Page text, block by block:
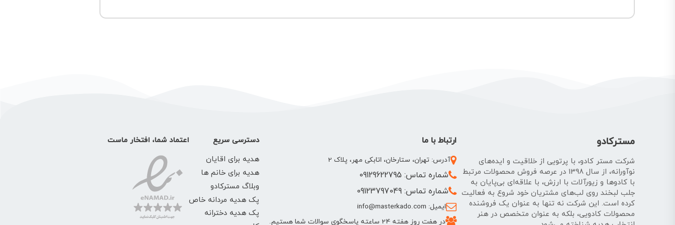
مسترکادو
شرکت مستر کادو، با پرتویی از خلاقیت و ایده‌های
نوآورانه، از سال 1398 در عرصه فروش محصولات مرتبط
با کادوها و زیورآلات با ارزش، با علاقه‌ای بی‌پایان به
جلب لبخند روی لب‌های مشتریان خود شروع به فعالیت
کرده است. این شرکت نه تنها به عنوان یک فروشنده
محصولات کادویی، بلکه به عنوان متخصص در هنر
ارتباط با ما
آدرس: تهران، ستارخان، اتابکی مهر، پلاک 2
شماره تماس: 09129622795
شماره تماس: 09123797049
ایمیل: info@masterkado.com
در هفت روز هفته 24 ساعته پاسخگوی سوالات شما هستیم.
دسترسی سریع
هدیه برای اقایان
هدیه برای خانم ها
وبلاگ مسترکادو
پک هدیه مردانه خاص
پک هدیه دخترانه
اعتماد شما، افتخار ماست